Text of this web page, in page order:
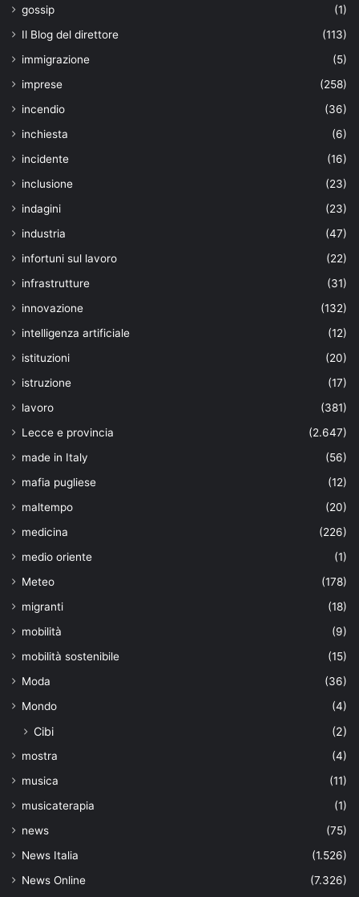
gossip
(1)
Il Blog del direttore
(113)
immigrazione
(5)
imprese
(258)
incendio
(36)
inchiesta
(6)
incidente
(16)
inclusione
(23)
indagini
(23)
industria
(47)
infortuni sul lavoro
(22)
infrastrutture
(31)
innovazione
(132)
intelligenza artificiale
(12)
istituzioni
(20)
istruzione
(17)
lavoro
(381)
Lecce e provincia
(2.647)
made in Italy
(56)
mafia pugliese
(12)
maltempo
(20)
medicina
(226)
medio oriente
(1)
Meteo
(178)
migranti
(18)
mobilità
(9)
mobilità sostenibile
(15)
Moda
(36)
Mondo
(4)
Cibi (2)
mostra
(4)
musica
(11)
musicaterapia
(1)
news
(75)
News Italia
(1.526)
News Online
(7.326)